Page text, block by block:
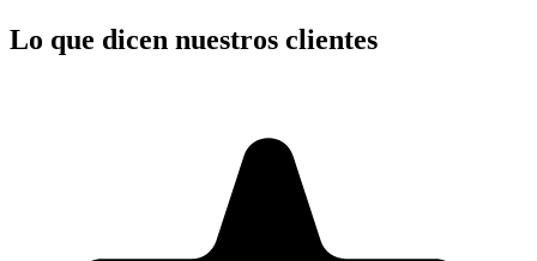
Lo que dicen nuestros clientes